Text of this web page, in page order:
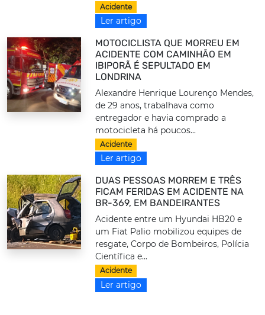
Acidente
Ler artigo
MOTOCICLISTA QUE MORREU EM
ACIDENTE COM CAMINHÃO EM
IBIPORÃ É SEPULTADO EM
LONDRINA
Alexandre Henrique Lourenço Mendes,
de 29 anos, trabalhava como
entregador e havia comprado a
motocicleta há poucos...
Acidente
Ler artigo
DUAS PESSOAS MORREM E TRÊS
FICAM FERIDAS EM ACIDENTE NA
BR-369, EM BANDEIRANTES
Acidente entre um Hyundai HB20 e
um Fiat Palio mobilizou equipes de
resgate, Corpo de Bombeiros, Polícia
Científica e...
Acidente
Ler artigo